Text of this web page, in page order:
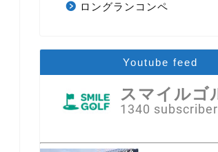
ロングランコンペ
Youtube feed
スマイルゴ
1340